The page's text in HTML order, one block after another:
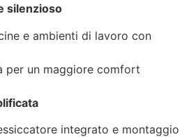
silenzioso
e ambienti di lavoro con
per un maggiore comfort
integrato e montaggio